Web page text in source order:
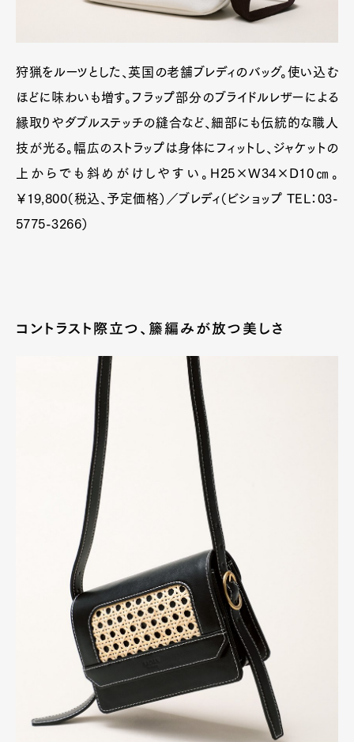
狩猟をルーツとした、英国の老舗ブレディのバッグ。使い込む
ほどに味わいも増す。フラップ部分のブライドルレザーによる
縁取りやダブルステッチの縫合など、細部にも伝統的な職人
技が光る。幅広のストラップは身体にフィットし、ジャケットの
上からでも斜めがけしやすい。H25×W34×D10㎝。
￥19,800（税込、予定価格）／ブレディ（ビショップ TEL：03-
5775-3266）
コントラスト際立つ、籘編みが放つ美しさ